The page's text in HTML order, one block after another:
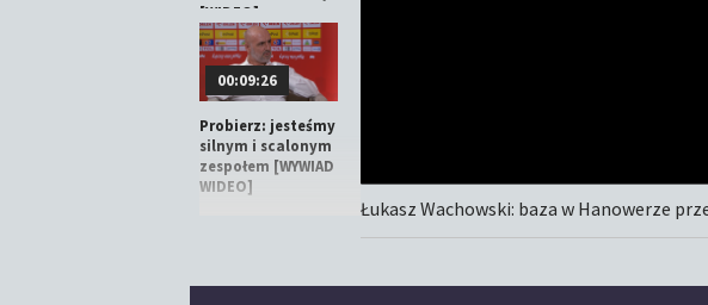
[WIDEO]
00:09:26
Probierz: jesteśmy
silnym i scalonym
zespołem [WYWIAD
WIDEO]
Łukasz Wachowski: baza w Hanowerze